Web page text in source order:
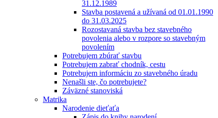
31.12.1989
Stavba postavená a užívaná od 01.01.1990
do 31.03.2025
Rozostavaná stavba bez stavebného
povolenia alebo v rozpore so stavebným
povolením
Potrebujem zbúrať stavbu
Potrebujem zabrať chodník, cestu
Potrebujem informáciu zo stavebného úradu
Nenašli ste, čo potrebujete?
Záväzné stanoviská
Matrika
Narodenie dieťaťa